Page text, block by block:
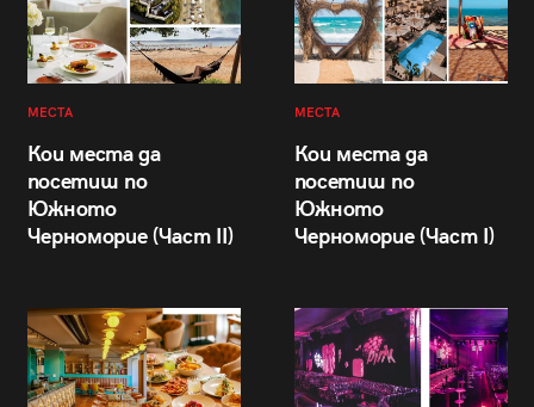
МЕСТА
Кои места да
посетиш по
Южното
Черноморие (Част II)
МЕСТА
Кои места да
посетиш по
Южното
Черноморие (Част I)